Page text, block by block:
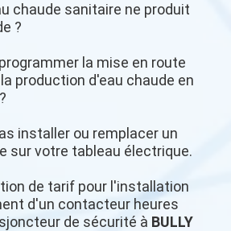
chaude sanitaire ne produit
?
la mise en route
production d'eau chaude en
installer ou remplacer un
sur votre tableau électrique.
de tarif pour l'installation
d'un contacteur heures
de sécurité à BULLY